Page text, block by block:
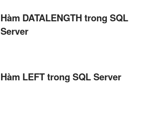
Hàm DATALENGTH trong SQL
Server
Hàm LEFT trong SQL Server